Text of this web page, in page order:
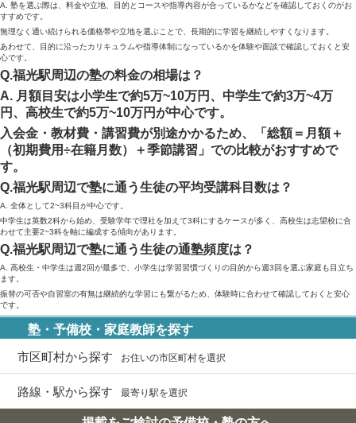
A. 塾を選ぶ際は、料金や立地、目的とコースや指導内容が合っているかなどを確認しておくのがお
すすめです。
無理なく通い続けられる価格帯や立地を選ぶことで、長期的に学習を継続しやすくなります。
あわせて、目的に沿ったカリキュラムや指導体制になっているかを体験や面談で確認しておくと安
心です。
Q.福光駅周辺の塾の料金の相場は？
A. 月額目安は小学生で約5万~10万円、中学生で約3万~4万
円、高校生で約5万~10万円が中心です。
入会金・教材費・講習費が別途かかるため、「総額＝月額＋
（初期費用÷在籍月数）＋季節講習」での比較がおすすめで
す。
Q.福光駅周辺で塾に通う生徒の平均受講科目数は？
A. 全体として2~3科目が中心です。
中学生は英数2科から始め、受験学年で理社を加えて3科にするケースが多く、高校生は志望校に合
わせて主要2~3科を軸に編成する傾向があります。
Q.福光駅周辺で塾に通う生徒の通塾頻度は？
A. 高校生・中学生は週2回が最多で、小学生は学習習慣づくりの目的から週3回を選ぶ家庭も目立ち
ます。
振替の可否や自習室の有無は継続的な学習にも繋がるため、体験時に合わせて確認しておくと安心
です。
塾・予備校・家庭教師を探す
市区町村から探す お住いの市区町村を選択
路線・駅から探す 最寄り駅を選択